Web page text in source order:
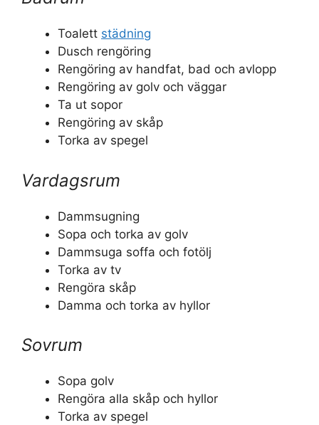
Toalett städning
Dusch rengöring
Rengöring av handfat, bad och avlopp
Rengöring av golv och väggar
Ta ut sopor
Rengöring av skåp
Torka av spegel
Vardagsrum
Dammsugning
Sopa och torka av golv
Dammsuga soffa och fotölj
Torka av tv
Rengöra skåp
Damma och torka av hyllor
Sovrum
Sopa golv
Rengöra alla skåp och hyllor
Torka av spegel